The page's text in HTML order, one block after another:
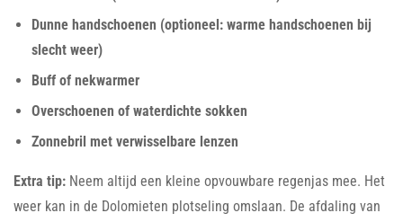
Dunne handschoenen (optioneel: warme handschoenen bij
slecht weer)
Buff of nekwarmer
Overschoenen of waterdichte sokken
Zonnebril met verwisselbare lenzen
Extra tip: Neem altijd een kleine opvouwbare regenjas mee. Het
weer kan in de Dolomieten plotseling omslaan. De afdaling van